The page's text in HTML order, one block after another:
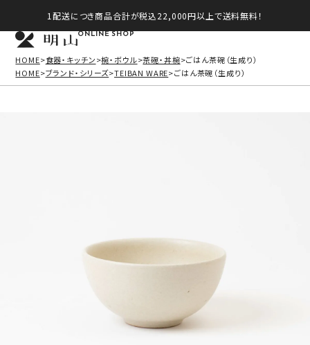
1配送につき商品合計が税込22,000円以上で送料無料！
ONLINE SHOP
HOME 食器・キッチン 椀・ボウル 茶碗・丼椀 ごはん茶碗（生成り）
HOME ブランド・シリーズ TEIBAN WARE ごはん茶碗（生成り）